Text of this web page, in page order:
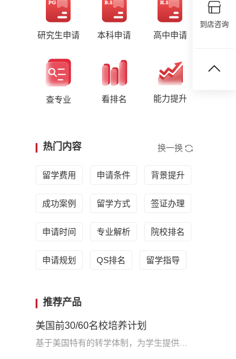
到店咨询
研究生申请 本科申请 高中申请
查专业 看排名 能力提升
热门内容 换一换
留学费用 申请条件 背景提升
成功案例 留学方式 签证办理
申请时间 专业解析 院校排名
申请规划 QS排名 留学指导
推荐产品
美国前30/60名校培养计划